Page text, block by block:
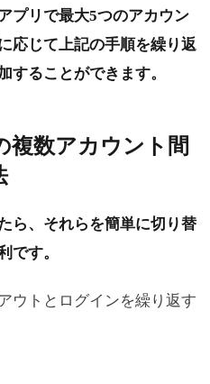
プリで最大5つのアカウン
応じて上記の手順を繰り返
することができます。
複数アカウント間
ら、それらを簡単に切り替
です。
ウトとログインを繰り返す